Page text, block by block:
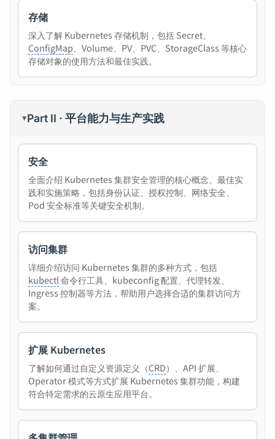
存储
深入了解 Kubernetes 存储机制，包括 Secret、
ConfigMap、Volume、PV、PVC、StorageClass 等核心
存储对象的使用方法和最佳实践。
▸Part II · 平台能力与生产实践
安全
全面介绍 Kubernetes 集群安全管理的核心概念、最佳实
践和实施策略，包括身份认证、授权控制、网络安全、
Pod 安全标准等关键安全机制。
访问集群
详细介绍访问 Kubernetes 集群的多种方式，包括
kubectl命令行工具、kubeconfig 配置、代理转发、
Ingress 控制器等方法，帮助用户选择合适的集群访问方
案。
扩展 Kubernetes
了解如何通过自定义资源定义（CRD）、API 扩展、
Operator 模式等方式扩展 Kubernetes 集群功能，构建
符合特定需求的云原生应用平台。